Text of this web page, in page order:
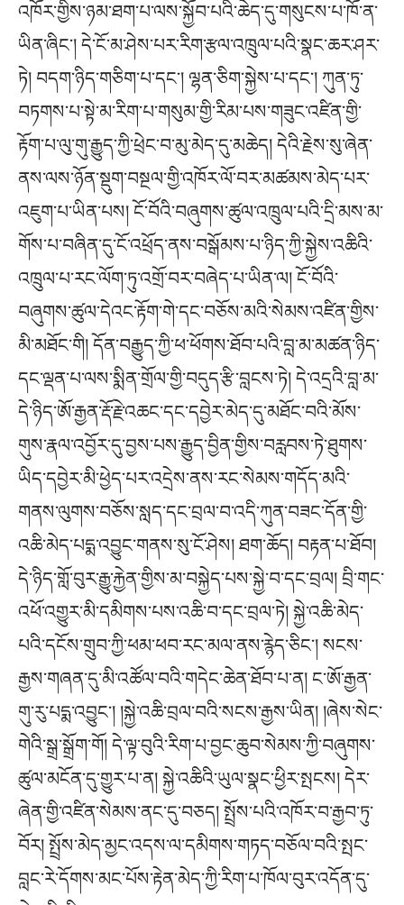
འཁོར་གྱིས་ཉམ་ཐག་པ་ལས་སྐྱོབ་པའི་ཆེད་དུ་གསུངས་པ་ཁོ་ན་
ཡིན་ཞིང་། དེ་ངོ་མ་ཤེས་པར་རིག་རྩལ་འཁྲུལ་པའི་སྣང་ཆར་ཤར་
ཏེ། བདག་ཉིད་གཅིག་པ་དང་། ལྷན་ཅིག་སྐྱེས་པ་དང་། ཀུན་ཏུ་
བཏགས་པ་སྟེ་མ་རིག་པ་གསུམ་གྱི་རིམ་པས་གཟུང་འཛིན་གྱི་
རྟོག་པ་ལུ་གུ་རྒྱུད་ཀྱི་ཕྲེང་བ་མུ་མེད་དུ་མཆེད། དེའི་རྗེས་སུ་ཞེན་
ནས་ལས་ཉོན་སྡུག་བསྔལ་གྱི་འཁོར་ལོ་བར་མཚམས་མེད་པར་
འཇུག་པ་ཡིན་པས། ངོ་བོའི་བཞུགས་ཚུལ་འཁྲུལ་པའི་དྲི་མས་མ་
གོས་པ་བཞིན་དུ་ངོ་འཕྲོད་ནས་བསྒོམས་པ་ཉིད་ཀྱི་སྐྱེས་འཆིའི་
འཁྲུལ་པ་རང་ལོག་ཏུ་འགྲོ་བར་བཞེད་པ་ཡིན་ལ། ངོ་བོའི་
བཞུགས་ཚུལ་དེའང་རྟོག་གེ་དང་བཅོས་མའི་སེམས་འཛིན་གྱིས་
མི་མཐོང་གི། དོན་བརྒྱུད་ཀྱི་ཕ་ཕོགས་ཐོབ་པའི་བླ་མ་མཚན་ཉིད་
དང་ལྡན་པ་ལས་སྨིན་གྲོལ་གྱི་བདུད་རྩི་བླངས་ཏེ། དེ་འདྲའི་བླ་མ་
དེ་ཉིད་ཨོ་རྒྱན་རྡོ་རྗེ་འཆང་དང་དབྱེར་མེད་དུ་མཐོང་བའི་མོས་
གུས་རྣལ་འབྱོར་དུ་བྱས་པས་རྒྱུད་བྱིན་གྱིས་བརླབས་ཏེ་ཐུགས་
ཡིད་དབྱེར་མི་ཕྱེད་པར་འདྲེས་ནས་རང་སེམས་གདོད་མའི་
གནས་ལུགས་བཅོས་སླད་དང་བྲལ་བ་འདི་ཀུན་བཟང་དོན་གྱི་
འཆི་མེད་པདྨ་འབྱུང་གནས་སུ་ངོ་ཤེས། ཐག་ཆོད། བརྟན་པ་ཐོབ།
དེ་ཉིད་གློ་བུར་རྒྱུ་རྐྱེན་གྱིས་མ་བསྐྱེད་པས་སྐྱེ་བ་དང་བྲལ། བྲི་གང་
འཕོ་འགྱུར་མི་དམིགས་པས་འཆི་བ་དང་བྲལ་ཏེ། སྐྱེ་འཆི་མེད་
པའི་དངོས་གྲུབ་ཀྱི་ཕམ་ཕབ་རང་མལ་ནས་རྙེད་ཅིང་། སངས་
རྒྱས་གཞན་དུ་མི་འཚོལ་བའི་གདེང་ཆེན་ཐོབ་པ་ན། ང་ཨོ་རྒྱན་
གུ་རུ་པདྨ་འབྱུང་། །སྐྱེ་འཆི་བྲལ་བའི་སངས་རྒྱས་ཡིན། །ཞེས་སེང་
གེའི་སྒྲ་སྒྲོག་གོ། དེ་ལྟ་བུའི་རིག་པ་བྱང་ཆུབ་སེམས་ཀྱི་བཞུགས་
ཚུལ་མངོན་དུ་གྱུར་པ་ན། སྐྱེ་འཆིའི་ཡུལ་སྣང་ཕྱིར་སྤངས། དེར་
ཞེན་གྱི་འཛིན་སེམས་ནང་དུ་བཅད། སྤྲོས་པའི་འཁོར་བ་རྒྱབ་ཏུ་
བོར། སྤྲོས་མེད་མྱང་འདས་ལ་དམིགས་གཏད་བཅོལ་བའི་སྤང་
བླང་རེ་དོགས་མང་པོས་རྟེན་མེད་ཀྱི་རིག་པ་ཁོལ་བུར་འདོན་དུ་